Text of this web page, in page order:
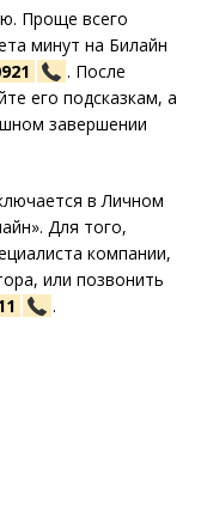
Проще всего
минут на Билайн
. После
его подсказкам, а
завершении
в Личном
Для того,
компании,
или позвонить
.